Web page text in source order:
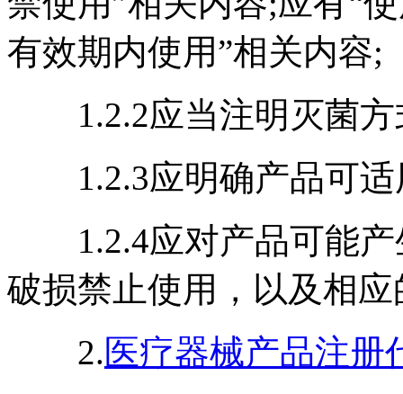
有效期内使用”相关内容;
1.2.2应当注明灭菌方
1.2.3应明确产品可适
1.2.4应对产品可能产
破损禁止使用，以及相
2.医疗器械产品注册